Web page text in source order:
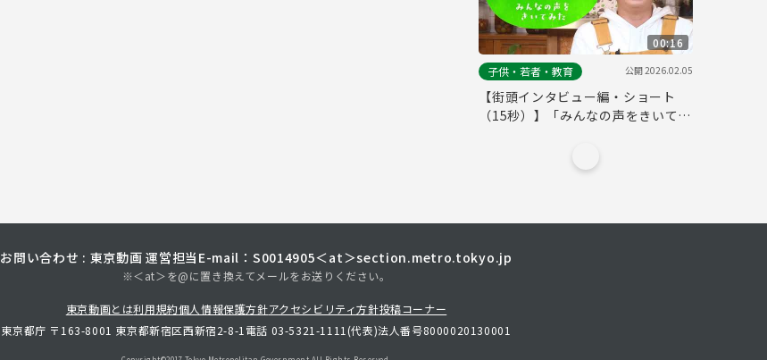
00:16
子供・若者・教育
公開2026.02.05
【街頭インタビュー編・ショート
（15秒）】「みんなの声をきいてみ
お問い合わせ : 東京動画 運営担当 E-mail：S0014905＜at＞section.metro.tokyo.jp
※＜at＞を@に置き換えてメールをお送りください。
東京動画とは利用規約個人情報保護方針アクセシビリティ方針投稿コーナー
東京都庁 〒163-8001 東京都新宿区西新宿2-8-1 電話 03-5321-1111(代表)法人番号8000020130001